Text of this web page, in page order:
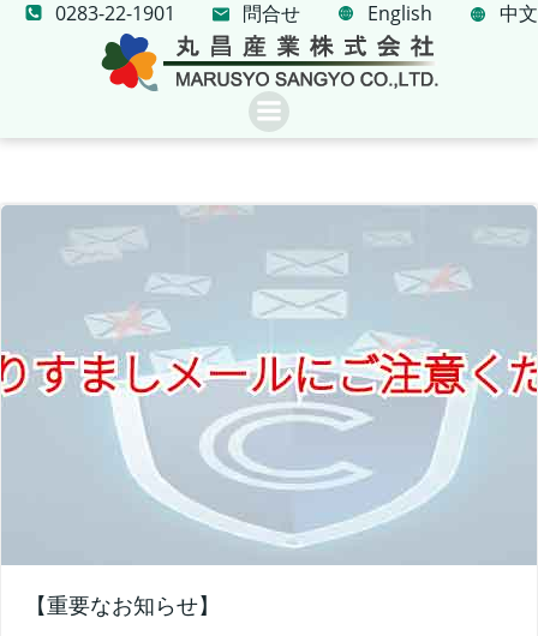
コ
ン
テ
ン
ツ
プ
0283-22-1901 問合せ English 中文
【重要なお知らせ】